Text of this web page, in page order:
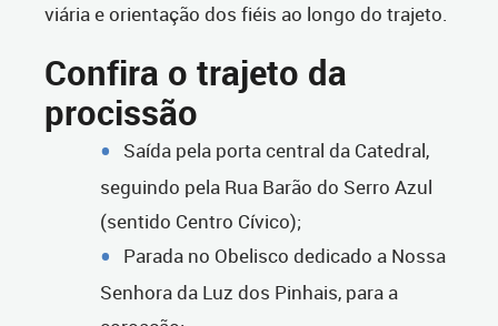
viária e orientação dos fiéis ao longo do trajeto.
Confira o trajeto da
procissão
Saída pela porta central da Catedral,
seguindo pela Rua Barão do Serro Azul
(sentido Centro Cívico);
Parada no Obelisco dedicado a Nossa
Senhora da Luz dos Pinhais, para a